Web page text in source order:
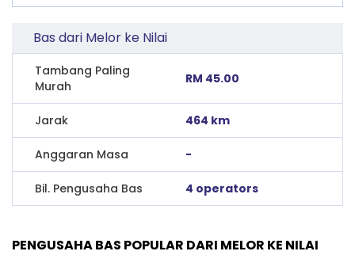
Bas dari Melor ke Nilai
Tambang Paling
Murah
RM 45.00
Jarak 464 km
Anggaran Masa -
Bil. Pengusaha Bas 4 operators
PENGUSAHA BAS POPULAR DARI MELOR KE NILAI